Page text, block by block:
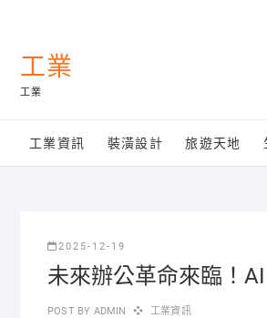
content工業
工業
工業資訊 裝潢設計 旅遊天地
2025-12-19
未來辦公革命來臨！
POST BY ADMIN 工業資訊